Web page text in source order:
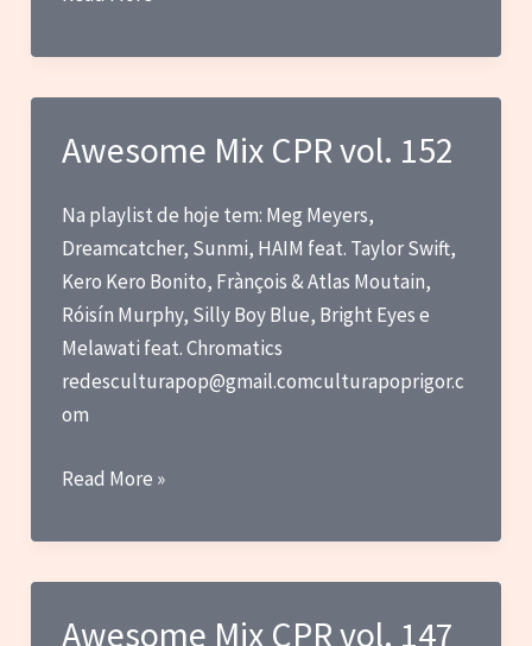
HAIM,
Nathy
e
e
mais
Awesome Mix CPR vol. 152
Na playlist de hoje tem: Meg Meyers,
Dreamcatcher, Sunmi, HAIM feat. Taylor Swift,
Kero Kero Bonito, Frànçois & Atlas Moutain,
Róisín Murphy, Silly Boy Blue, Bright Eyes e
Melawati feat. Chromatics
redesculturapop@gmail.comculturapoprigor.c
om
Awesome
CPR
vol.
Read More »
Awesome Mix CPR vol. 147